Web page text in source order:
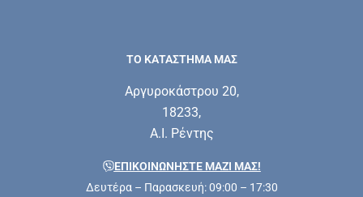
ΤΟ ΚΑΤΑΣΤΗΜΑ ΜΑΣ
Αργυροκάστρου 20,
18233,
Α.Ι. Ρέντης
ΕΠΙΚΟΙΝΩΝΗΣΤΕ ΜΑΖΊ ΜΑΣ!
Δευτέρα – Παρασκευή: 09:00 – 17:30